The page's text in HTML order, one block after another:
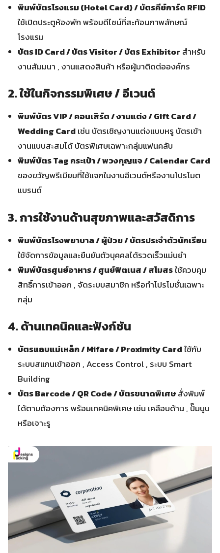
พิมพ์บัตรโรงแรม (Hotel Card) / บัตรคีย์การ์ด RFID
ใช้เปิดประตูห้องพัก พร้อมดีไซน์ที่สะท้อนภาพลักษณ์
โรงแรม
บัตร ID Card / บัตร Visitor / บัตร Exhibitor สำหรับ
งานสัมมนา , งานแสดงสินค้า หรือผู้มาติดต่อองค์กร
2. ใช้ในกิจกรรมพิเศษ / อีเวนต์
พิมพ์บัตร VIP / คอนเสิร์ต / งานแต่ง / Gift Card /
Wedding Cardเช่น บัตรเชิญงานแต่งแบบหรู บัตรเข้า
งานแบบสะสมได้ บัตรพิเศษเฉพาะกลุ่มแฟนคลับ
พิมพ์บัตร Tag กระเป๋า / พวงกุญแจ / Calendar Card
ของขวัญพรีเมียมที่ใช้แจกในงานอีเวนต์หรืองานโปรโมต
แบรนด์
3. การใช้งานด้านสุขภาพและสวัสดิการ
พิมพ์บัตรโรงพยาบาล / ผู้ป่วย / บัตรประจำตัวนักเรียน
ใช้จัดการข้อมูลและยืนยันตัวบุคคลได้รวดเร็วแม่นยำ
พิมพ์บัตรศูนย์อาหาร / ศูนย์ฟิตเนส / สโมสรใช้ควบคุม
สิทธิ์การเข้าออก , จัดระบบสมาชิก หรือทำโปรโมชั่นเฉพาะ
กลุ่ม
4. ด้านเทคนิคและฟังก์ชัน
บัตรแถบแม่เหล็ก / Mifare / Proximity Cardใช้กับ
ระบบสแกนเข้าออก , Access Control , ระบบ Smart
Building
บัตร Barcode / QR Code / บัตรขนาดพิเศษสั่งพิมพ์
ได้ตามต้องการ พร้อมเทคนิคพิเศษ เช่น เคลือบด้าน , ปั๊มนูน
หรือเจาะรู